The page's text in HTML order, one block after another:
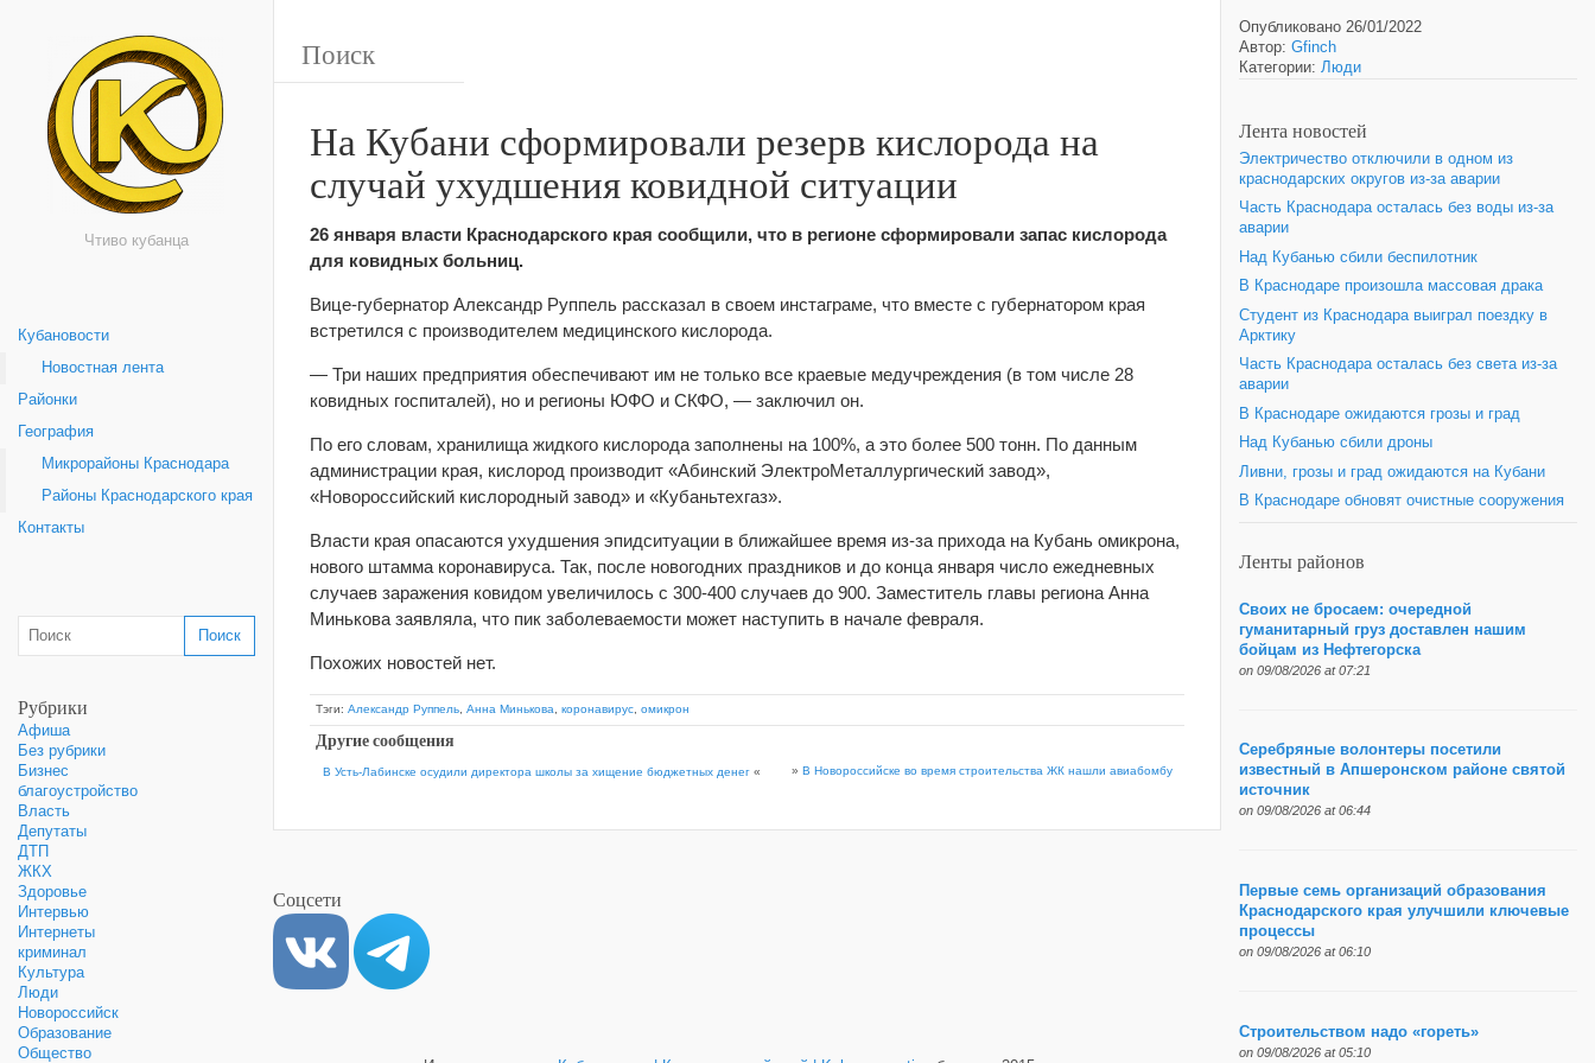
Чтиво кубанца
Кубановости
Новостная лента
Районки
География
Микрорайоны Краснодара
Районы Краснодарского края
Контакты
Рубрики
Афиша
Без рубрики
Бизнес
благоустройство
Власть
Депутаты
ДТП
ЖКХ
Здоровье
Интервью
Интернеты
криминал
Культура
Люди
Новороссийск
Образование
Общество
На Кубани сформировали резерв кислорода на
случай ухудшения ковидной ситуации
26 января власти Краснодарского края сообщили, что в регионе сформировали запас кислорода
для ковидных больниц.
Вице-губернатор Александр Руппель рассказал в своем инстаграме, что вместе с губернатором края
встретился с производителем медицинского кислорода.
— Три наших предприятия обеспечивают им не только все краевые медучреждения (в том числе 28
ковидных госпиталей), но и регионы ЮФО и СКФО, — заключил он.
По его словам, хранилища жидкого кислорода заполнены на 100%, а это более 500 тонн. По данным
администрации края, кислород производит «Абинский ЭлектроМеталлургический завод»,
«Новороссийский кислородный завод» и «Кубаньтехгаз».
Власти края опасаются ухудшения эпидситуации в ближайшее время из-за прихода на Кубань омикрона,
нового штамма коронавируса. Так, после новогодних праздников и до конца января число ежедневных
случаев заражения ковидом увеличилось с 300-400 случаев до 900. Заместитель главы региона Анна
Минькова заявляла, что пик заболеваемости может наступить в начале февраля.
Похожих новостей нет.
Тэги: Александр Руппель Анна Минькова коронавирус омикрон
Другие сообщения
В Усть-Лабинске осудили директора школы за хищение бюджетных денег « » В Новороссийске во время строительства ЖК нашли авиабомбу
Опубликовано 26/01/2022
Автор: Gfinch
Категории: Люди
Лента новостей
Электричество отключили в одном из
краснодарских округов из-за аварии
Часть Краснодара осталась без воды из-за
аварии
Над Кубанью сбили беспилотник
В Краснодаре произошла массовая драка
Студент из Краснодара выиграл поездку в
Арктику
Часть Краснодара осталась без света из-за
аварии
В Краснодаре ожидаются грозы и град
Над Кубанью сбили дроны
Ливни, грозы и град ожидаются на Кубани
В Краснодаре обновят очистные сооружения
Ленты районов
Своих не бросаем: очередной
гуманитарный груз доставлен нашим
бойцам из Нефтегорска
on 09/08/2026 at 07:21
Серебряные волонтеры посетили
известный в Апшеронском районе святой
источник
on 09/08/2026 at 06:44
Первые семь организаций образования
Краснодарского края улучшили ключевые
процессы
on 09/08/2026 at 06:10
Строительством надо «гореть»
on 09/08/2026 at 05:10
Соцсети